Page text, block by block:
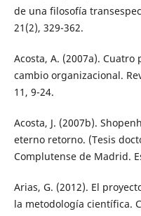
de una filosofía
21(2), 329-362.
Acosta, A. (2007a).
cambio organizacional.
11, 9-24.
Acosta, J. (2007b).
eterno retorno. (Tesis
Complutense de Madrid.
Arias, G. (2012). El
la metodología científica.